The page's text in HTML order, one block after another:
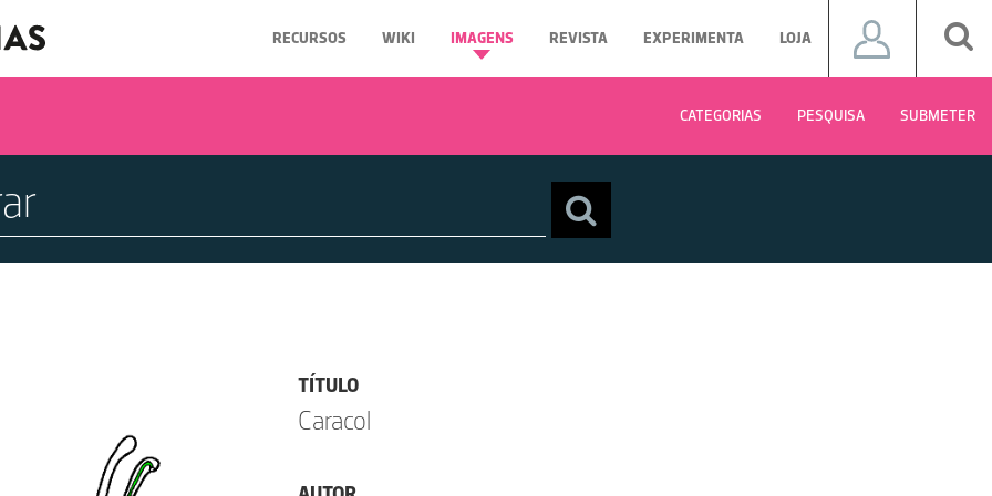
RECURSOS WIKI IMAGENS REVISTA EXPERIMENTA LOJA
CATEGORIAS PESQUISA SUBMETER
TÍTULO
Caracol